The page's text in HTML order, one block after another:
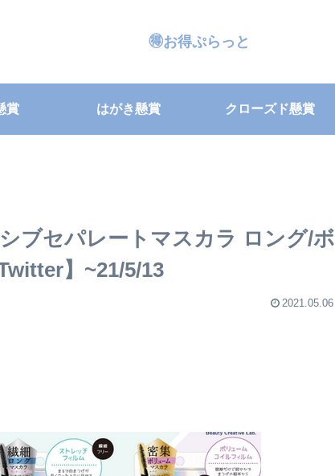
🉐お得ぷらっと
賞 はがき懸賞 クローズド懸賞
ブセパレートマスカラ ロング/ボ
】~21/5/13
2021.05.06